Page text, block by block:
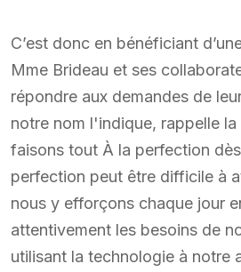
C’est donc en bénéficiant
Mme Brideau et ses
répondre aux demandes de
notre nom l'indique, rappelle
faisons tout À la perfection
perfection peut être difficile à
nous y efforçons chaque jour
attentivement les besoins de
utilisant la technologie à notre